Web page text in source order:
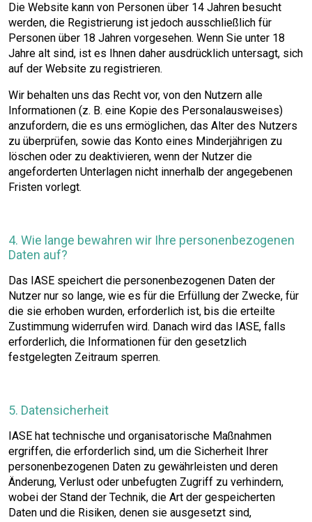
Die Website kann von Personen über 14 Jahren besucht
werden, die Registrierung ist jedoch ausschließlich für
Personen über 18 Jahren vorgesehen. Wenn Sie unter 18
Jahre alt sind, ist es Ihnen daher ausdrücklich untersagt, sich
auf der Website zu registrieren.
Wir behalten uns das Recht vor, von den Nutzern alle
Informationen (z. B. eine Kopie des Personalausweises)
anzufordern, die es uns ermöglichen, das Alter des Nutzers
zu überprüfen, sowie das Konto eines Minderjährigen zu
löschen oder zu deaktivieren, wenn der Nutzer die
angeforderten Unterlagen nicht innerhalb der angegebenen
Fristen vorlegt.
4. Wie lange bewahren wir Ihre personenbezogenen
Daten auf?
Das IASE speichert die personenbezogenen Daten der
Nutzer nur so lange, wie es für die Erfüllung der Zwecke, für
die sie erhoben wurden, erforderlich ist, bis die erteilte
Zustimmung widerrufen wird. Danach wird das IASE, falls
erforderlich, die Informationen für den gesetzlich
festgelegten Zeitraum sperren.
5. Datensicherheit
IASE hat technische und organisatorische Maßnahmen
ergriffen, die erforderlich sind, um die Sicherheit Ihrer
personenbezogenen Daten zu gewährleisten und deren
Änderung, Verlust oder unbefugten Zugriff zu verhindern,
wobei der Stand der Technik, die Art der gespeicherten
Daten und die Risiken, denen sie ausgesetzt sind,